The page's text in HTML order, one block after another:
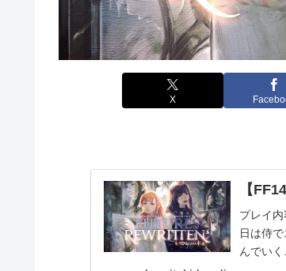
X
【
プレイ
日は侍
んでい